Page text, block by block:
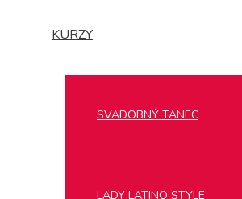
KURZY
SVADOBNÝ TANEC
LADY LATINO STYLE